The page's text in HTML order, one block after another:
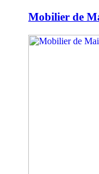
Mobilier de